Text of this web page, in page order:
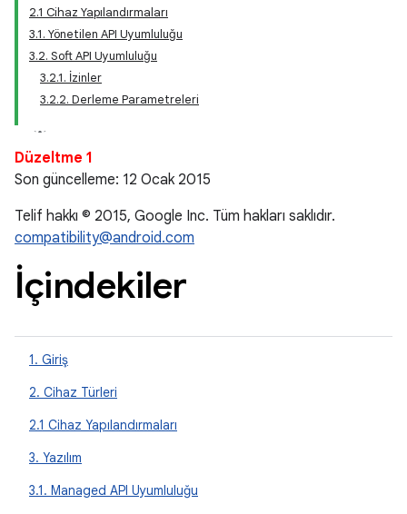
2.1 Cihaz Yapılandırmaları
3.1. Yönetilen API Uyumluluğu
3.2. Soft API Uyumluluğu
3.2.1. İzinler
3.2.2. Derleme Parametreleri
Düzeltme 1
Son güncelleme: 12 Ocak 2015
Telif hakkı © 2015, Google Inc. Tüm hakları saklıdır.
compatibility@android.com
İçindekiler
1. Giriş
2. Cihaz Türleri
2.1 Cihaz Yapılandırmaları
3. Yazılım
3.1. Managed API Uyumluluğu